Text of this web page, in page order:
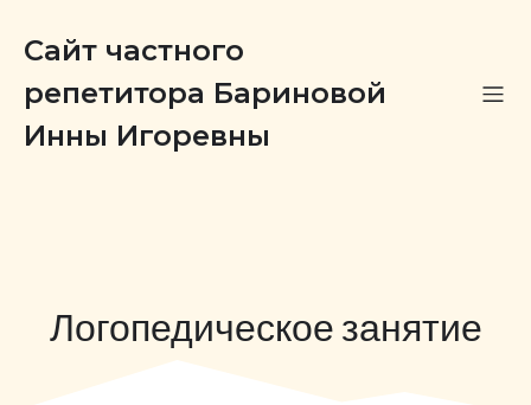
Сайт частного
репетитора Бариновой
Инны Игоревны
Логопедическое занятие